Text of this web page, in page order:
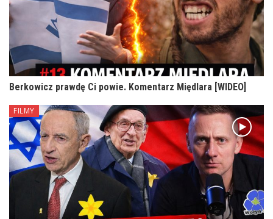
Berkowicz prawdę Ci powie. Komentarz Międlara [WIDEO]
FILMY